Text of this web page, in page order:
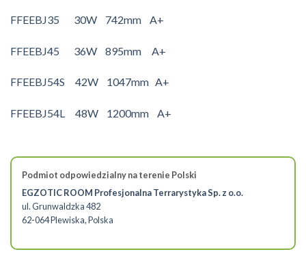
FFEEBJ35 30W 742mm A+
FFEEBJ45 36W 895mm A+
FFEEBJ54S 42W 1047mm A+
FFEEBJ54L 48W 1200mm A+
Podmiot odpowiedzialny na terenie Polski
EGZOTIC ROOM Profesjonalna Terrarystyka Sp. z o.o.
ul. Grunwaldzka 482
62-064 Plewiska, Polska